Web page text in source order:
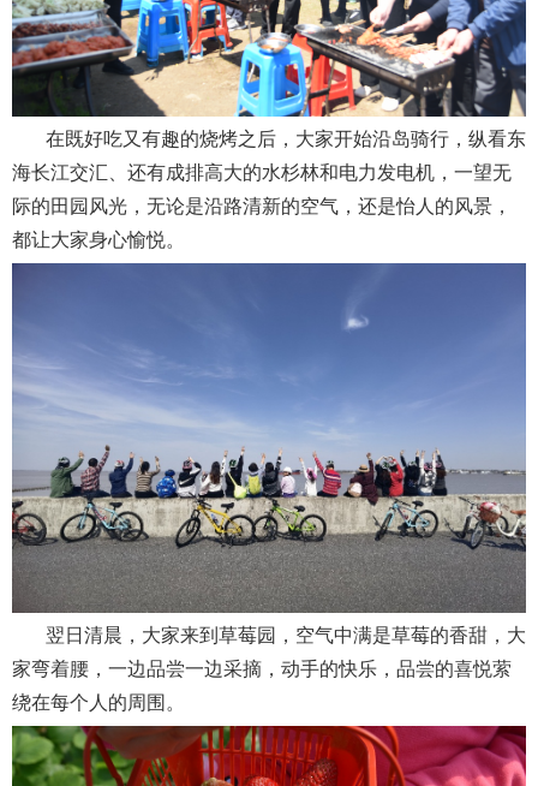
在既好吃又有趣的烧烤之后，大家开始沿岛骑行，纵看东
海长江交汇、还有成排高大的水杉林和电力发电机，一望无
际的田园风光，无论是沿路清新的空气，还是怡人的风景，
都让大家身心愉悦。
翌日清晨，大家来到草莓园，空气中满是草莓的香甜，大
家弯着腰，一边品尝一边采摘，动手的快乐，品尝的喜悦萦
绕在每个人的周围。